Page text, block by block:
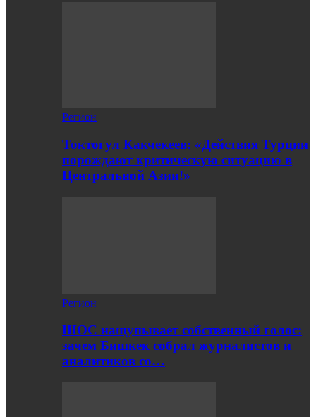
Регион
Токтогул Какчекеев: «Действия Турции
порождают критическую ситуацию в
Центральной Азии!»
Регион
ШОС нащупывает собственный голос:
зачем Бишкек собрал журналистов и
аналитиков со…